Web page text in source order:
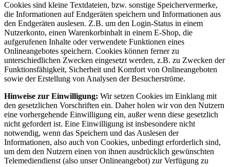
Cookies sind kleine Textdateien, bzw. sonstige Speichervermerke,
die Informationen auf Endgeräten speichern und Informationen aus
den Endgeräten auslesen. Z.B. um den Login-Status in einem
Nutzerkonto, einen Warenkorbinhalt in einem E-Shop, die
aufgerufenen Inhalte oder verwendete Funktionen eines
Onlineangebotes speichern. Cookies können ferner zu
unterschiedlichen Zwecken eingesetzt werden, z.B. zu Zwecken der
Funktionsfähigkeit, Sicherheit und Komfort von Onlineangeboten
sowie der Erstellung von Analysen der Besucherströme.
Hinweise zur Einwilligung: Wir setzen Cookies im Einklang mit
den gesetzlichen Vorschriften ein. Daher holen wir von den Nutzern
eine vorhergehende Einwilligung ein, außer wenn diese gesetzlich
nicht gefordert ist. Eine Einwilligung ist insbesondere nicht
notwendig, wenn das Speichern und das Auslesen der
Informationen, also auch von Cookies, unbedingt erforderlich sind,
um dem den Nutzern einen von ihnen ausdrücklich gewünschten
Telemediendienst (also unser Onlineangebot) zur Verfügung zu